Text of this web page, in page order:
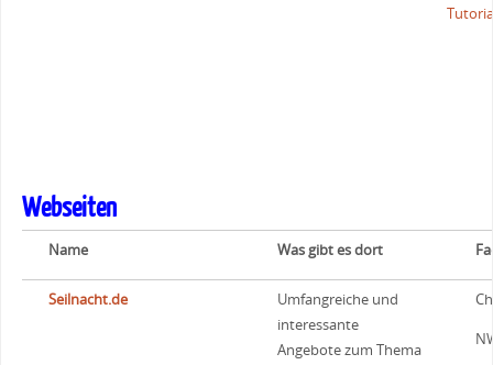
etc.). Experimente
Physik
Webseiten
Name Was gibt es dort
Seilnacht.de
Umfangreiche und
interessante
Angebote zum Thema
Ch